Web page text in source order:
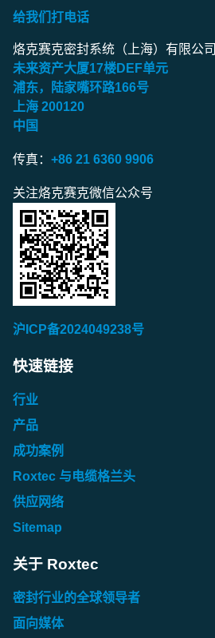
给我们打电话
烙克赛克密封系统（上海）有限公司
未来资产大厦17楼DEF单元
浦东，陆家嘴环路166号
上海 200120
中国
传真： +86 21 6360 9906
关注烙克赛克微信公众号
沪ICP备2024049238号
快速链接
行业
产品
成功案例
Roxtec 与电缆格兰头
供应网络
Sitemap
关于 Roxtec
密封行业的全球领导者
面向媒体